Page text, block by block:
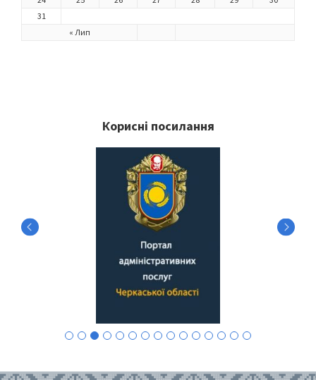
« Лип
31
Корисні посилання